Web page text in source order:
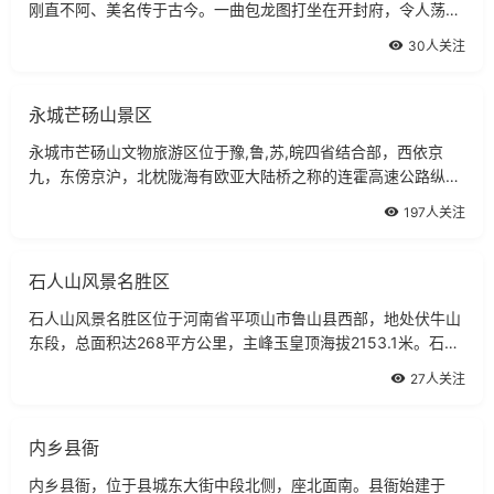
刚直不阿、美名传于古今。一曲包龙图打坐在开封府，令人荡气
占地60余亩，建筑面积1.36万平方米，气势恢弘，巍峨壮观，与
30人关注
永城芒砀山景区
永城市芒砀山文物旅游区位于豫,鲁,苏,皖四省结合部，西依京
九，东傍京沪，北枕陇海有欧亚大陆桥之称的连霍高速公路纵贯
景点，是中原一线五点旅游开发的重点。芒砀山历史悠久，文物
197人关注
石人山风景名胜区
石人山风景名胜区位于河南省平项山市鲁山县西部，地处伏牛山
东段，总面积达268平方公里，主峰玉皇顶海拔2153.1米。石人
想家、社会活动家墨翟降世于尧山脚下。石人山集雄、险、秀、
27人关注
内乡县衙
内乡县衙，位于县城东大街中段北侧，座北面南。县衙始建于